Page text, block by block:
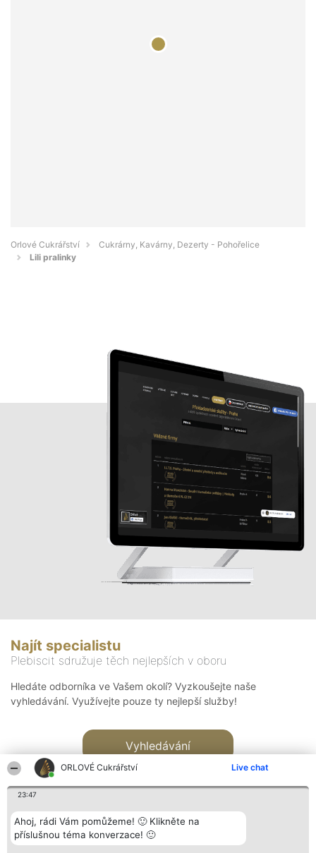
ORLOVÉ Cukrářství Live chat
23:47
Ahoj, rádi Vám pomůžeme! 🙂 Klikněte na
příslušnou téma konverzace! 🙂
Orlové Cukrářství
Cukrárny, Kavárny, Dezerty - Pohořelice
Lili pralinky
Najít specialistu
Plebiscit sdružuje těch nejlepších v oboru
Hledáte odborníka ve Vašem okolí? Vyzkoušejte naše
vyhledávání. Využívejte pouze ty nejlepší služby!
Vyhledávání